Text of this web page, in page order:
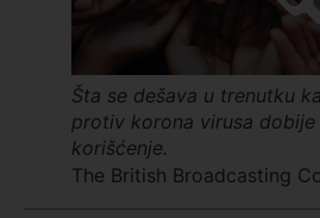
Šta se dešava u trenutku
protiv korona virusa
korišćenje.
The British Broadcasting